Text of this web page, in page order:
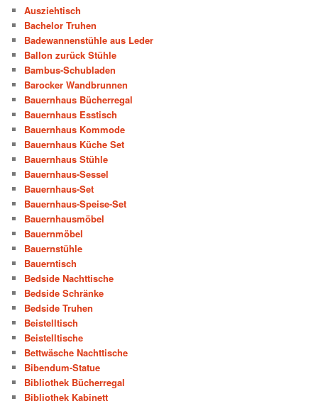
Ausziehtisch
Bachelor Truhen
Badewannenstühle aus Leder
Ballon zurück Stühle
Bambus-Schubladen
Barocker Wandbrunnen
Bauernhaus Bücherregal
Bauernhaus Esstisch
Bauernhaus Kommode
Bauernhaus Küche Set
Bauernhaus Stühle
Bauernhaus-Sessel
Bauernhaus-Set
Bauernhaus-Speise-Set
Bauernhausmöbel
Bauernmöbel
Bauernstühle
Bauerntisch
Bedside Nachttische
Bedside Schränke
Bedside Truhen
Beistelltisch
Beistelltische
Bettwäsche Nachttische
Bibendum-Statue
Bibliothek Bücherregal
Bibliothek Kabinett